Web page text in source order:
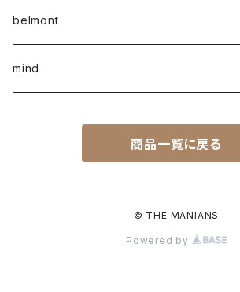
belmont
mind
商品一覧に戻る
© THE MANIANS
Powered by